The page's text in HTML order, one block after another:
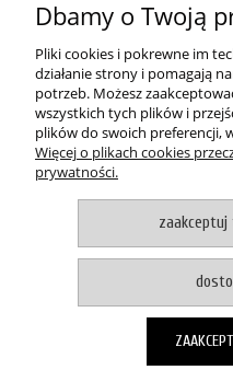
Osoba odpowiedzialna
Wydawnictwo ZHR
ul. Grzegórzecka 45-47
31-532 Kraków, Polska
sklep@sklepharcerski.pl
12 423 25 95, 508 54 54 61
Dbamy o Twoją
Pliki cookies i pokrewne im
działanie strony i pomagają
potrzeb. Możesz
wszystkich tych plików i
plików do swoich preferencji,
Więcej o plikach cookies
prywatności.
zaakceptuj